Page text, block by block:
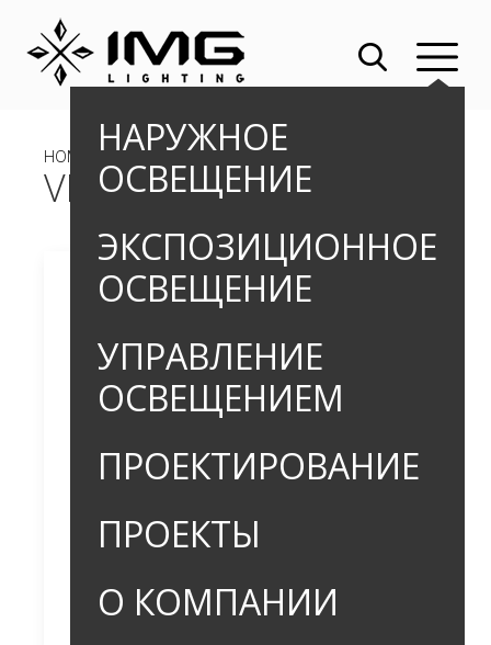
НАРУЖНОЕ
ОСВЕЩЕНИЕ
ЭКСПОЗИЦИОННОЕ
ОСВЕЩЕНИЕ
УПРАВЛЕНИЕ
ОСВЕЩЕНИЕМ
ПРОЕКТИРОВАНИЕ
ПРОЕКТЫ
О КОМПАНИИ
HOME » OUTDOOR » БОЛЛАРДЫ» VITUS
VITUS